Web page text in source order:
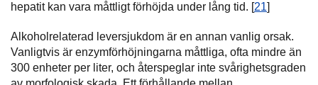
hepatit kan vara måttligt förhöjda under lång tid. [21]
Alkoholrelaterad leversjukdom är en annan vanlig orsak.
Vanligtvis är enzymförhöjningarna måttliga, ofta mindre än
300 enheter per liter, och återspeglar inte svårighetsgraden